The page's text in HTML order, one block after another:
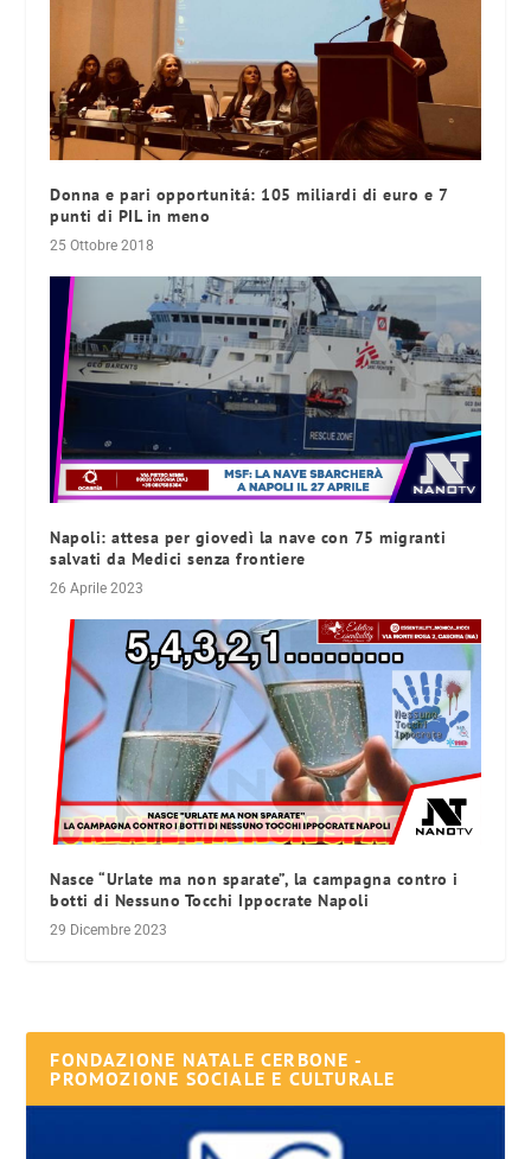
Donna e pari opportunitá: 105 miliardi di euro e 7
punti di PIL in meno
25 Ottobre 2018
Napoli: attesa per giovedì la nave con 75 migranti
salvati da Medici senza frontiere
26 Aprile 2023
Nasce “Urlate ma non sparate”, la campagna contro i
botti di Nessuno Tocchi Ippocrate Napoli
29 Dicembre 2023
FONDAZIONE NATALE CERBONE -
PROMOZIONE SOCIALE E CULTURALE